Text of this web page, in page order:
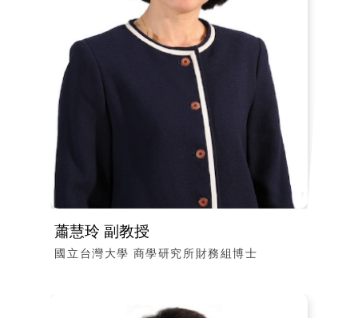
蕭慧玲 副教授
國立台灣大學 商學研究所財務組博士